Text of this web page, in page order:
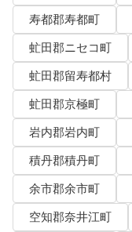
寿都郡寿都町
虻田郡ニセコ町
虻田郡留寿都村
虻田郡京極町
岩内郡岩内町
積丹郡積丹町
余市郡余市町
空知郡奈井江町